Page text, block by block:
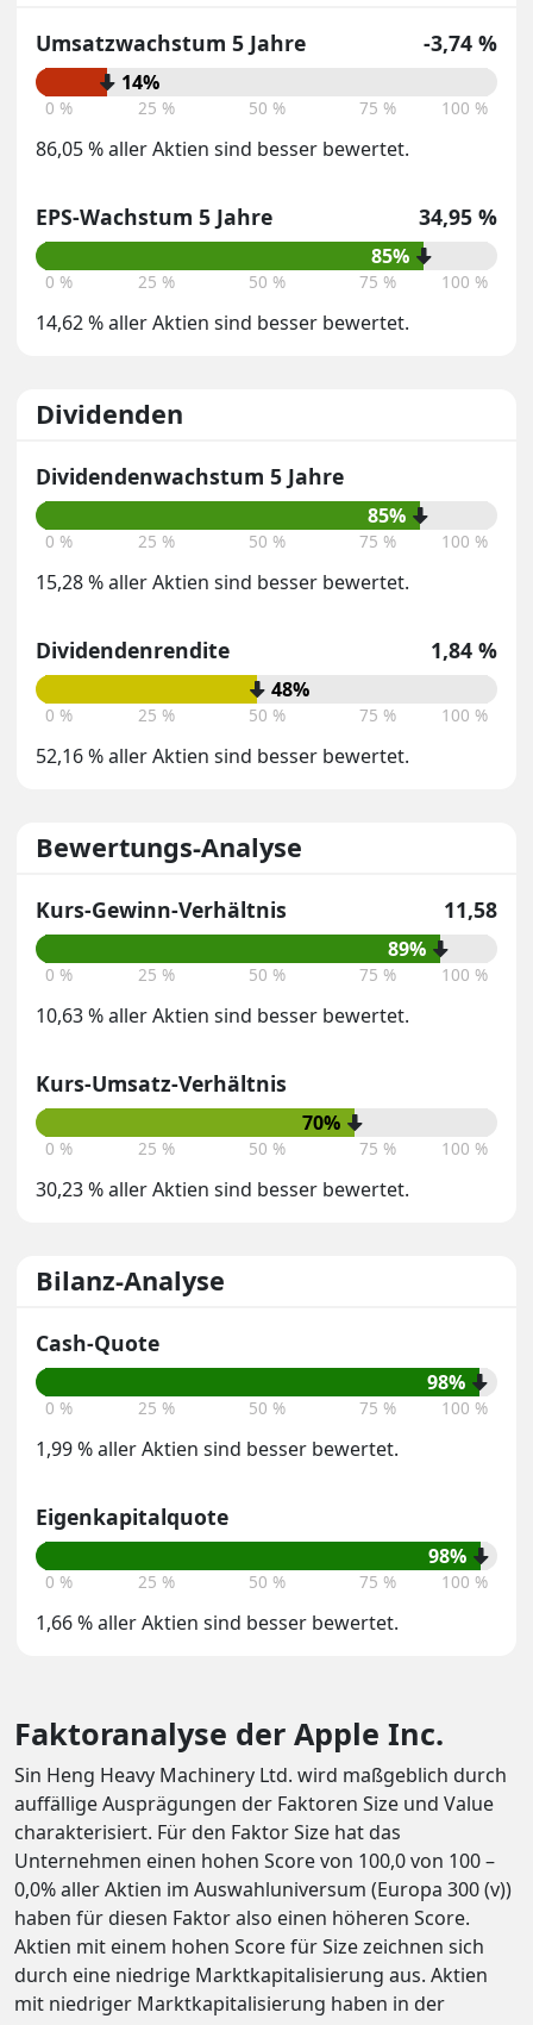
Umsatzwachstum 5 Jahre -3,74 %
14%
0 % 25 % 50 % 75 % 100 %
86,05 % aller Aktien sind besser bewertet.
EPS-Wachstum 5 Jahre 34,95 %
85%
0 % 25 % 50 % 75 % 100 %
14,62 % aller Aktien sind besser bewertet.
Dividenden
Dividendenwachstum 5 Jahre
85%
0 % 25 % 50 % 75 % 100 %
15,28 % aller Aktien sind besser bewertet.
Dividendenrendite 1,84 %
48%
0 % 25 % 50 % 75 % 100 %
52,16 % aller Aktien sind besser bewertet.
Bewertungs-Analyse
Kurs-Gewinn-Verhältnis 11,58
89%
0 % 25 % 50 % 75 % 100 %
10,63 % aller Aktien sind besser bewertet.
Kurs-Umsatz-Verhältnis
70%
0 % 25 % 50 % 75 % 100 %
30,23 % aller Aktien sind besser bewertet.
Bilanz-Analyse
Cash-Quote
98%
0 % 25 % 50 % 75 % 100 %
1,99 % aller Aktien sind besser bewertet.
Eigenkapitalquote
98%
0 % 25 % 50 % 75 % 100 %
1,66 % aller Aktien sind besser bewertet.
Faktoranalyse der Apple Inc.
Sin Heng Heavy Machinery Ltd. wird maßgeblich durch
auffällige Ausprägungen der Faktoren Size und Value
charakterisiert. Für den Faktor Size hat das
Unternehmen einen hohen Score von 100,0 von 100 –
0,0% aller Aktien im Auswahluniversum (Europa 300 (v))
haben für diesen Faktor also einen höheren Score.
Aktien mit einem hohen Score für Size zeichnen sich
durch eine niedrige Marktkapitalisierung aus. Aktien
mit niedriger Marktkapitalisierung haben in der